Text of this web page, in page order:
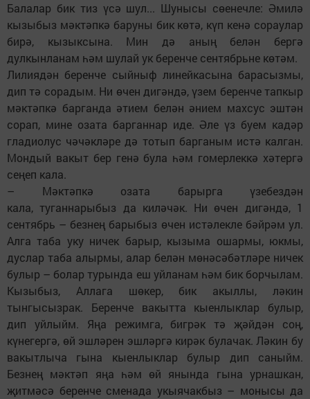
Балалар бик тиз үсә шул... Шунысы сөенечле: Әмилә
кызыбыз мәктәпкә баруны бик көтә, күп кенә сораулар
бирә, кызыксына. Мин дә аның белән бергә
дулкынланам һәм шулай ук беренче сентябрьне көтәм.
Лилиядән беренче сыйныф линейкасына барасызмы,
дип тә сорадым. Ни өчен дигәндә, үзем беренче тапкыр
мәктәпкә барганда әтием белән әнием махсус эштән
сорап, мине озата барганнар иде. Әле үз буем кадәр
гладиолус чәчәкләре дә тотып барганым истә калган.
Мондый вакыт бер генә була һәм гомерлеккә хәтергә
сеңеп кала.
– Мәктәпкә озата барырга үзебездән
кала, туганнарыбыз да киләчәк. Ни өчен дигәндә, 1
сентябрь – безнең барыбыз өчен истәлекле бәйрәм ул.
Алга таба уку ничек барыр, кызыма ошармы, юкмы,
дуслар таба алырмы, алар белән мөнәсәбәтләре ничек
булыр – болар турында еш уйланам һәм бик борчылам.
Кызыбыз, Аллага шөкер, бик акыллы, ләкин
тынгысызрак. Беренче вакытта кыенлыклар булыр,
дип уйлыйм. Яңа режимга, бигрәк тә җәйдән соң,
күнегергә, өй эшләрен эшләргә кирәк булачак. Ләкин бу
вакытлыча гына кыенлыклар булыр дип саныйм.
Безнең мәктәп яңа һәм өй янында гына урнашкан,
җитмәсә беренче сменада укыячакбыз – монысы да